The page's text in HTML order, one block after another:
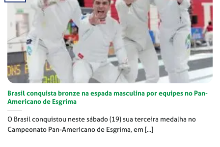
Brasil conquista bronze na espada masculina por equipes no Pan-
Americano de Esgrima
O Brasil conquistou neste sábado (19) sua terceira medalha no
Campeonato Pan-Americano de Esgrima, em [...]